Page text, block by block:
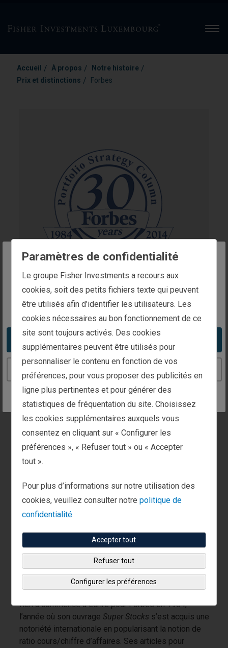
The website you are trying to reach is
intended for investors in Luxembourg
You appear to be in the United States
Take me to the United States website
Accueil / À propos / Notre histoire /
Prix et distinctions / Forbes
Chroniqueur ayant
officié le plus
longtemps sans
interruption pour
le magazine
Forbes
Décerné par :
Forbes
Ken Fisher
Reçu en :
2017
Ken Fisher, fondateur de la société qui porte son
nom, a tenu la chronique « Portfolio Strategy » pour
Forbesde 1984 à 2016, ce qui fait de lui le plus long
chroniqueur en continu de l'histoire du magazine.
Ken a commencé à écrire pour Forbes en 1984,
l’année où son ouvrage Super Stocks s’est acquis une
notoriété internationale en popularisant la notion de
ratio cours/chiffre d’affaires. Ses articles pour
Paramètres de confidentialité
Le groupe Fisher Investments a recours aux
cookies, soit des petits fichiers texte qui peuvent
être utilisés afin d’identifier les utilisateurs. Les
cookies nécessaires au bon fonctionnement de ce
site sont toujours activés. Des cookies
supplémentaires peuvent être utilisés pour
personnaliser le contenu en fonction de vos
préférences, pour vous proposer des publicités en
ligne plus pertinentes et pour générer des
statistiques de fréquentation du site. Choisissez
les cookies supplémentaires auxquels vous
consentez en cliquant sur « Configurer les
préférences », « Refuser tout » ou « Accepter
tout ».
Pour plus d’informations sur notre utilisation des
cookies, veuillez consulter notrepolitique de
confidentialité.
Accepter tout
Refuser tout
Configurer les préférences